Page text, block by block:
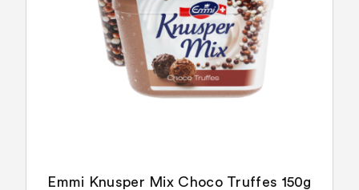
Emmi Knusper Mix Choco Truffes 150g